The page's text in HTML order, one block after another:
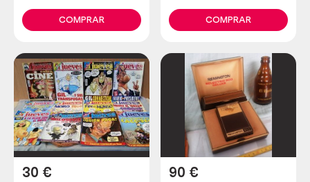
COMPRAR
abejas
COMPRAR
30 € 90 €